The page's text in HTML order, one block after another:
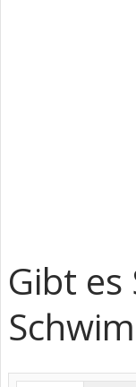
Gibt es